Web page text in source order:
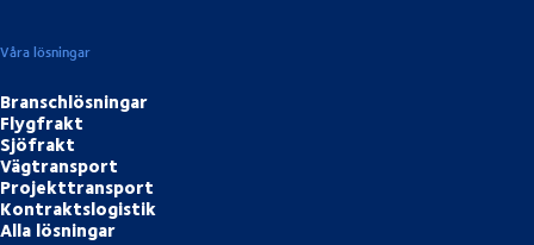
Våra lösningar
Branschlösningar
Flygfrakt
Sjöfrakt
Vägtransport
Projekttransport
Kontraktslogistik
Alla lösningar